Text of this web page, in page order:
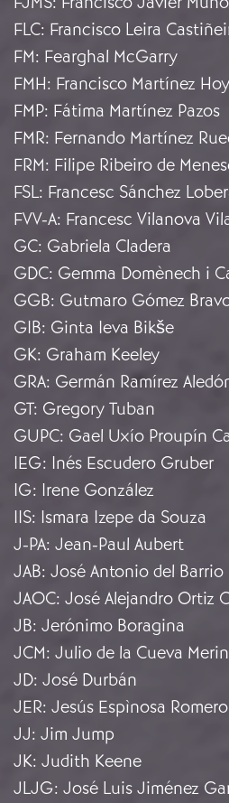
FLC: Francisco Leira
FM: Fearghal McGarry
FMH: Francisco Martínez
FMP: Fátima Martínez Pazos
FMR: Fernando Martínez
FRM: Filipe Ribeiro de
FSL: Francesc Sánchez
FVV-A: Francesc Vilanova
GC: Gabriela Cladera
GDC: Gemma Domènech i
GGB: Gutmaro Gómez
GIB: Ginta Ieva Bikše
GK: Graham Keeley
GRA: Germán Ramírez
GT: Gregory Tuban
GUPC: Gael Uxío Proupín
IEG: Inés Escudero Gruber
IG: Irene González
IIS: Ismara Izepe da Souza
J-PA: Jean-Paul Aubert
JAB: José Antonio del Barrio
JAOC: José Alejandro Ortiz
JB: Jerónimo Boragina
JCM: Julio de la Cueva
JD: José Durbán
JER: Jesús Espìnosa Romero
JJ: Jim Jump
JK: Judith Keene
JLJG: José Luis Jiménez